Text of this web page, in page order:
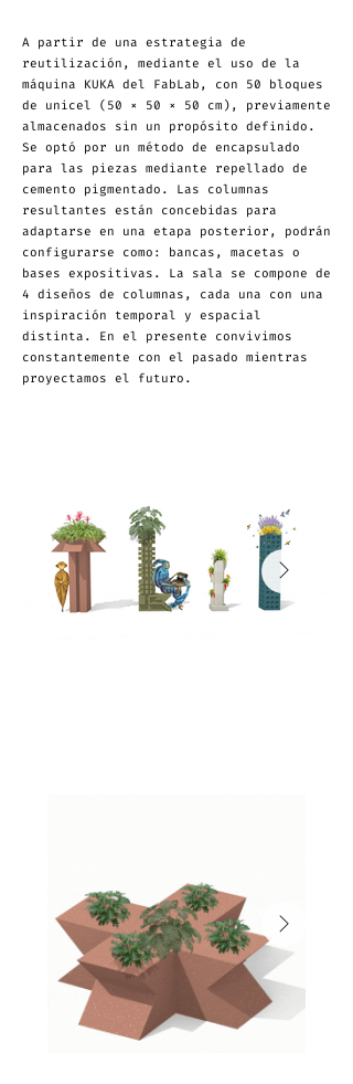
A partir de una estrategia de
reutilización, mediante el uso de la
máquina KUKA del FabLab, con 50 bloques
de unicel (50 × 50 × 50 cm), previamente
almacenados sin un propósito definido.
Se optó por un método de encapsulado
para las piezas mediante repellado de
cemento pigmentado. Las columnas
resultantes están concebidas para
adaptarse en una etapa posterior, podrán
configurarse como: bancas, macetas o
bases expositivas. La sala se compone de
4 diseños de columnas, cada una con una
inspiración temporal y espacial
distinta. En el presente convivimos
constantemente con el pasado mientras
proyectamos el futuro.